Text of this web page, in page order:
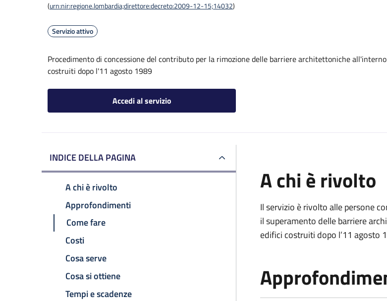
(urn:nir:regione.lombardia;direttore:decreto:2009-12-15;14032)
Servizio attivo
Procedimento di concessione del contributo per la rimozione delle barriere architettoniche
costruiti dopo l'11 agosto 1989
Accedi al servizio
INDICE DELLA PAGINA
A chi è rivolto
Approfondimenti
Come fare
Costi
Cosa serve
Cosa si ottiene
Tempi e scadenze
A chi è rivolto
Il servizio è rivolto alle persone
il superamento delle barriere
edifici costruiti dopo l’11 agosto